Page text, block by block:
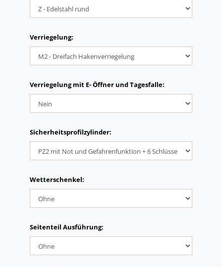
Verriegelung:
Verriegelung mit E- Öffner und Tagesfalle:
Sicherheitsprofilzylinder:
Wetterschenkel:
Seitenteil Ausführung: